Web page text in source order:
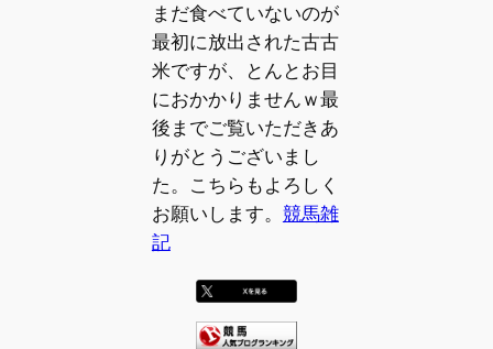
まだ食べていないのが
最初に放出された古古
米ですが、とんとお目
におかかりませんｗ最
後までご覧いただきあ
りがとうございまし
た。こちらもよろしく
お願いします。 競馬雑
記